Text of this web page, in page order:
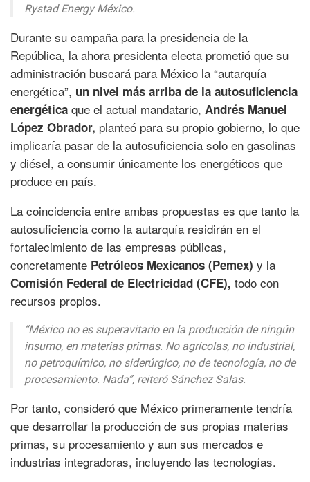
Rystad Energy México.
Durante su campaña para la presidencia de la
República, la ahora presidenta electa prometió que su
administración buscará para México la “autarquía
energética”, un nivel más arriba de la autosuficiencia
energética que el actual mandatario, Andrés Manuel
López Obrador, planteó para su propio gobierno, lo que
implicaría pasar de la autosuficiencia solo en gasolinas
y diésel, a consumir únicamente los energéticos que
produce en país.
La coincidencia entre ambas propuestas es que tanto la
autosuficiencia como la autarquía residirán en el
fortalecimiento de las empresas públicas,
concretamente Petróleos Mexicanos (Pemex) y la
Comisión Federal de Electricidad (CFE), todo con
recursos propios.
“México no es superavitario en la producción de ningún
insumo, en materias primas. No agrícolas, no industrial,
no petroquímico, no siderúrgico, no de tecnología, no de
procesamiento. Nada”, reiteró Sánchez Salas.
Por tanto, consideró que México primeramente tendría
que desarrollar la producción de sus propias materias
primas, su procesamiento y aun sus mercados e
industrias integradoras, incluyendo las tecnologías.